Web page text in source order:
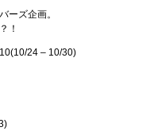
ーズ企画。
！
24 – 10/30)